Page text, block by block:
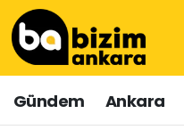
Gündem Ankara
Hava Durumu
Trafik Durumu